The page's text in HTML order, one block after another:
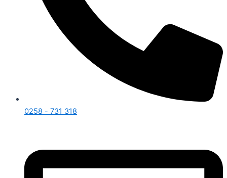
0258 - 731 318